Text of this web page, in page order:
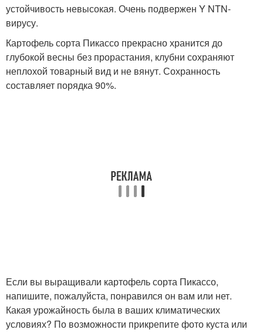
устойчивость невысокая. Очень подвержен Y NTN-
вирусу.
Картофель сорта Пикассо прекрасно хранится до
глубокой весны без прорастания, клубни сохраняют
неплохой товарный вид и не вянут. Сохранность
составляет порядка 90%.
Если вы выращивали картофель сорта Пикассо,
напишите, пожалуйста, понравился он вам или нет.
Какая урожайность была в ваших климатических
условиях? По возможности прикрепите фото куста или